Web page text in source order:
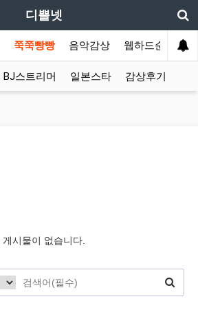
디쁠넷
쭉쭉빵빵 음악감상 웹하드순위
BJ스트리머 일본스타 감상후기
게시물이 없습니다.